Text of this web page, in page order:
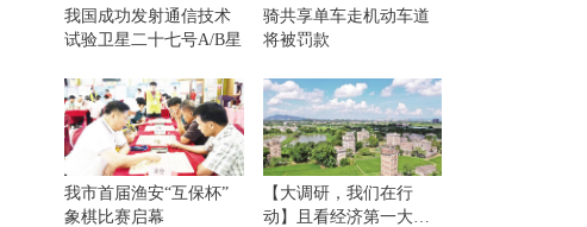
我国成功发射通信技术
试验卫星二十七号A/B星
骑共享单车走机动车道
将被罚款
我市首届渔安“互保杯”
象棋比赛启幕
【大调研，我们在行
动】且看经济第一大省